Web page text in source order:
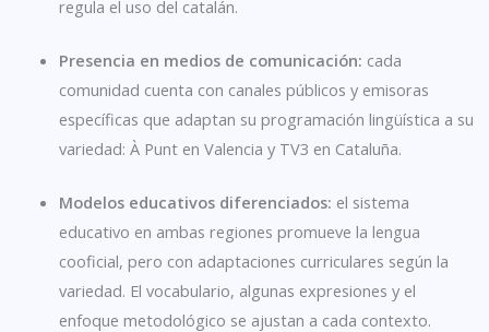
regula el uso del catalán.
Presencia en medios de comunicación: cada
comunidad cuenta con canales públicos y emisoras
específicas que adaptan su programación lingüística a su
variedad: À Punt en Valencia y TV3 en Cataluña.
Modelos educativos diferenciados: el sistema
educativo en ambas regiones promueve la lengua
cooficial, pero con adaptaciones curriculares según la
variedad. El vocabulario, algunas expresiones y el
enfoque metodológico se ajustan a cada contexto.